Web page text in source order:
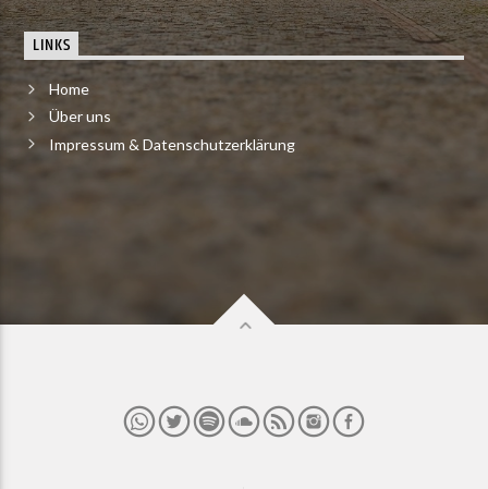
LINKS
Home
Über uns
Impressum & Datenschutzerklärung